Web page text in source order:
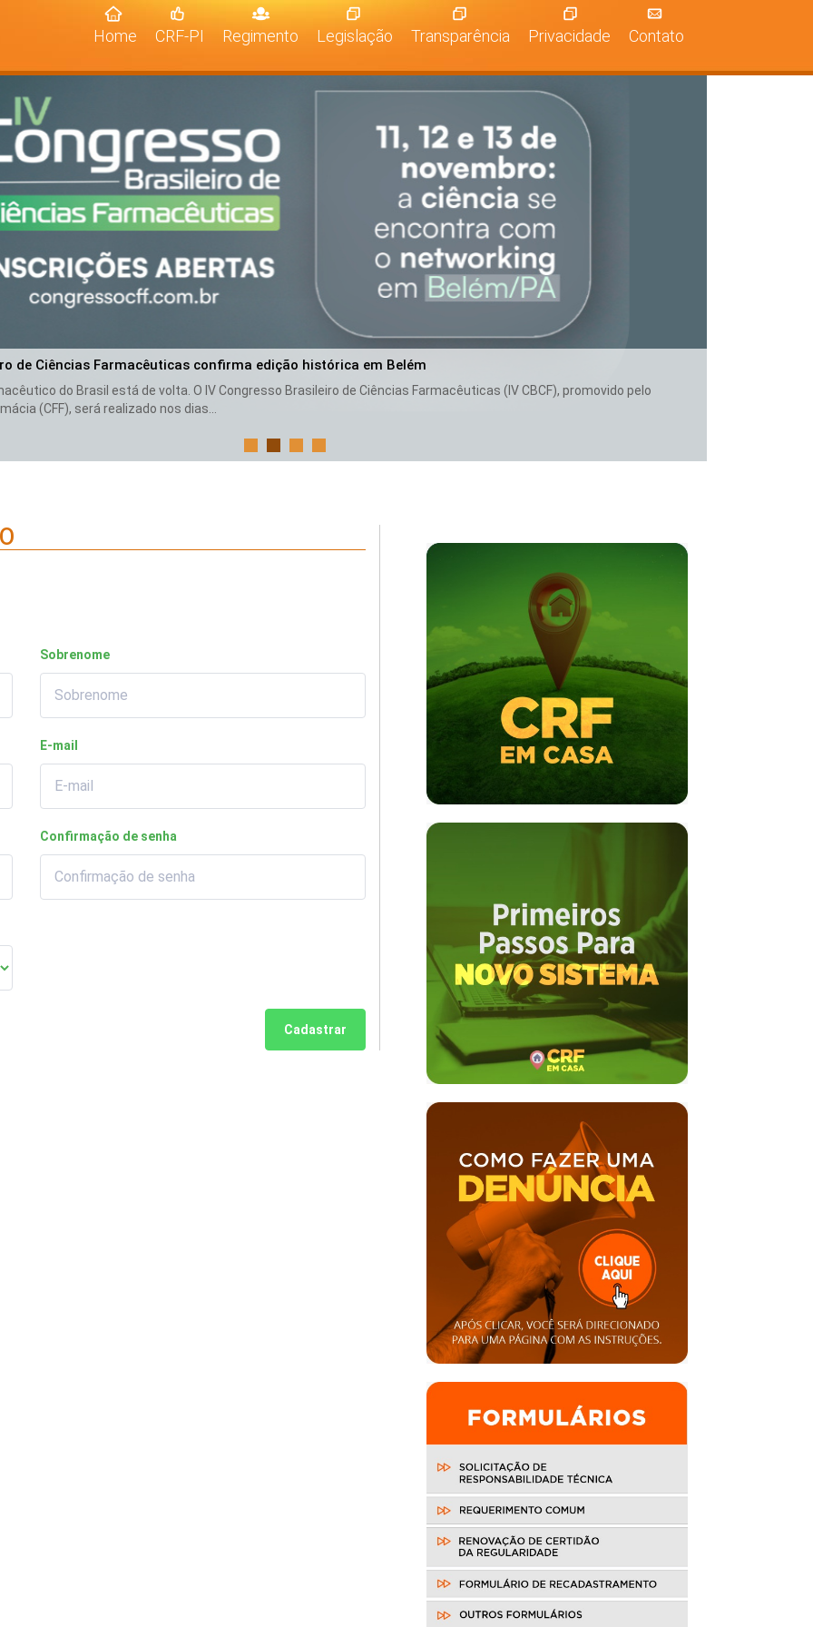
Home (current)
CRF-PI Regimento Legislação Transparência Privacidade Contato
de Ciências Farmacêuticas confirma edição histórica em Belém
do Brasil está de volta. O IV Congresso Brasileiro de Ciências Farmacêuticas (IV CBCF), promovido pelo
(CFF), será realizado nos dias...
Sobrenome
E-mail
Confirmação de senha
Cadastrar